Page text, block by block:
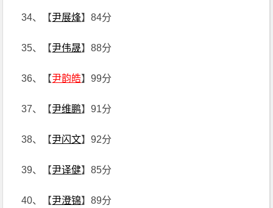
34、【尹展烽】84分
35、【尹伟晟】88分
36、【尹韵皓】99分
37、【尹维鹏】91分
38、【尹闪文】92分
39、【尹译健】85分
40、【尹澄锦】89分